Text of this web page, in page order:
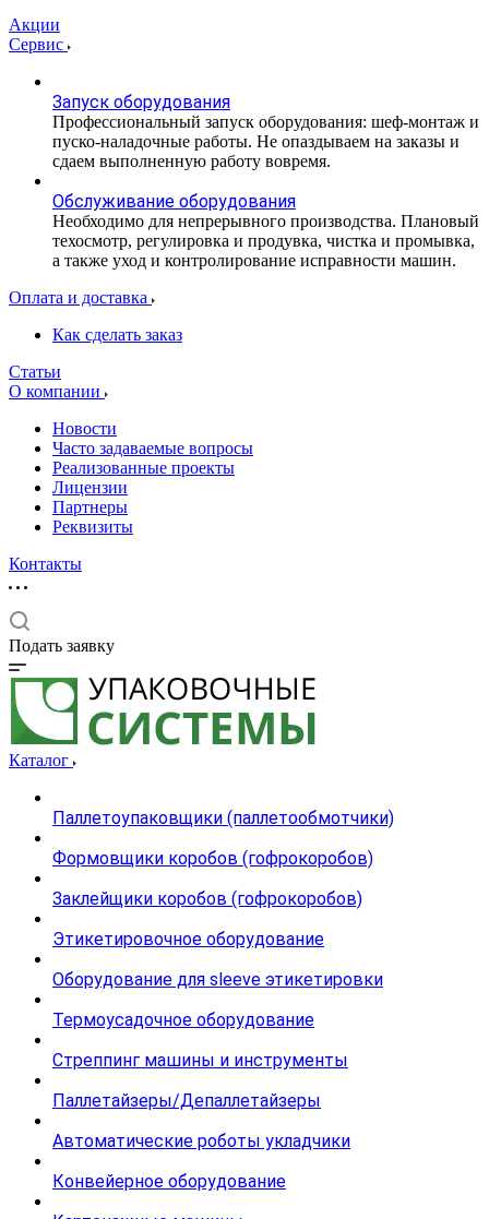
Акции
Сервис
Запуск оборудования
Профессиональный запуск оборудования: шеф-монтаж и
пуско-наладочные работы. Не опаздываем на заказы и
сдаем выполненную работу вовремя.
Обслуживание оборудования
Необходимо для непрерывного производства. Плановый
техосмотр, регулировка и продувка, чистка и промывка,
а также уход и контролирование исправности машин.
Оплата и доставка
Как сделать заказ
Статьи
О компании
Новости
Часто задаваемые вопросы
Реализованные проекты
Лицензии
Партнеры
Реквизиты
Контакты
Подать заявку
Каталог
Паллетоупаковщики (паллетообмотчики)
Формовщики коробов (гофрокоробов)
Заклейщики коробов (гофрокоробов)
Этикетировочное оборудование
Оборудование для sleeve этикетировки
Термоусадочное оборудование
Стреппинг машины и инструменты
Паллетайзеры/Депаллетайзеры
Автоматические роботы укладчики
Конвейерное оборудование